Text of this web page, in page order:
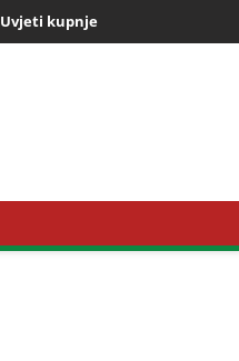
Uvjeti kupnje